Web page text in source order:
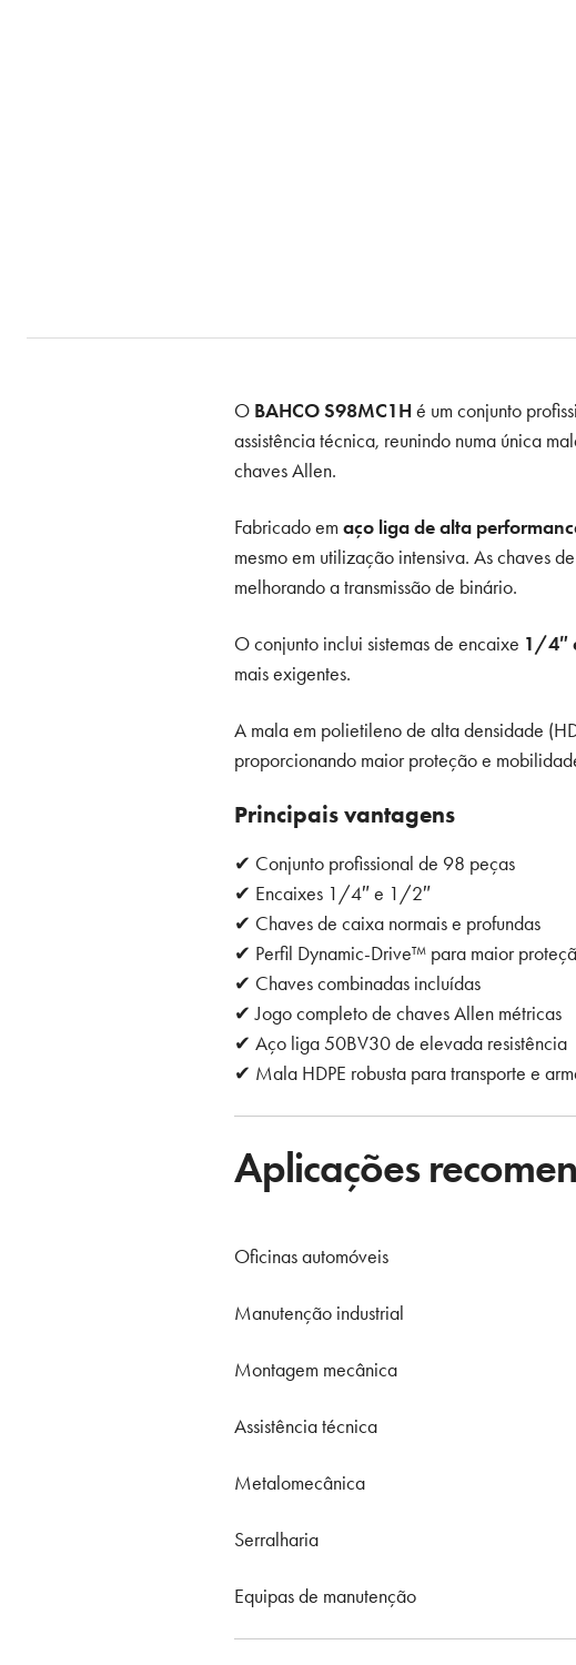
O BAHCO S98MC1Hé um conjunto
assistência técnica, reunindo numa única
chaves Allen.
Fabricado em aço liga de alta
mesmo em utilização intensiva. As chaves
melhorando a transmissão de binário.
O conjunto inclui sistemas de encaixe 1/4″
mais exigentes.
A mala em polietileno de alta densidade
proporcionando maior proteção e
Principais vantagens
✔ Conjunto profissional de 98 peças
✔ Encaixes 1/4″ e 1/2″
✔ Chaves de caixa normais e profundas
✔ Perfil Dynamic-Drive™ para maior
✔ Chaves combinadas incluídas
✔ Jogo completo de chaves Allen métricas
✔ Aço liga 50BV30 de elevada resistência
✔ Mala HDPE robusta para transporte e
Aplicações
Oficinas automóveis
Manutenção industrial
Montagem mecânica
Assistência técnica
Metalomecânica
Serralharia
Equipas de manutenção